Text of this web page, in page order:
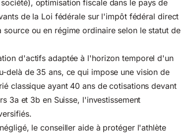
optimisation fiscale dans le pays de
de la Loi fédérale sur l'impôt fédéral direct
ou en régime ordinaire selon le statut de
d'actifs adaptée à l'horizon temporel d'un
delà de 35 ans, ce qui impose une vision de
classique ayant 40 ans de cotisations devant
3a et 3b en Suisse, l'investissement
le conseiller aide à protéger l'athlète